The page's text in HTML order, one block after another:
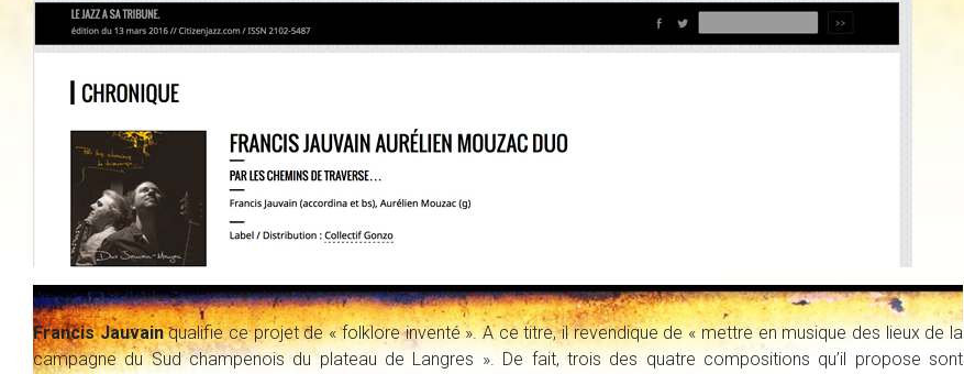
Francis Jauvainqualifie ce projet de « folklore inventé ». A ce titre, il revendique de « mettre en musique des lieux de la
campagne du Sud champenois du plateau de Langres ». De fait, trois des quatre compositions qu’il propose sont